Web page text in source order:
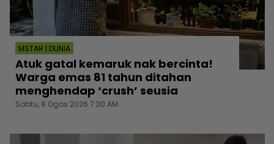
MSTAR | DUNIA
Atuk gatal kemaruk nak bercinta!
Warga emas 81 tahun ditahan
menghendap ‘crush’ seusia
Sabtu, 8 Ogos 2026 7:30 AM